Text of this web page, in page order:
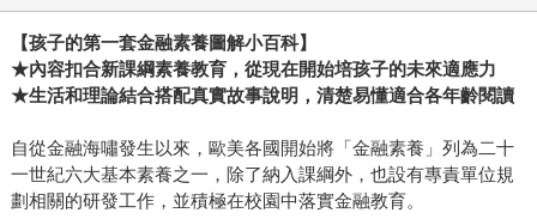
【孩子的第一套金融素養圖解小百科】
★內容扣合新課綱素養教育，從現在開始培孩子的未來適應力
★生活和理論結合搭配真實故事說明，清楚易懂適合各年齡閱讀
自從金融海嘯發生以來，歐美各國開始將「金融素養」列為二十
一世紀六大基本素養之一，除了納入課綱外，也設有專責單位規
劃相關的研發工作，並積極在校園中落實金融教育。